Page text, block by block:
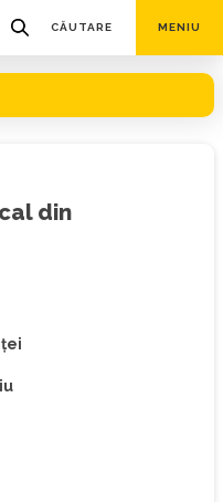
CĂUTARE MENIU
din